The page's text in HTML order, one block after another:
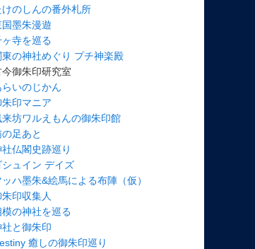
けのしんの番外札所
国墨朱漫遊
ヶ寺を巡る
東の神社めぐり プチ神楽殿
今御朱印研究室
らいのじかん
朱印マニア
来坊ワルえもんの御朱印館
足あと
社仏閣史跡巡り
シュイン デイズ
ッハ墨朱&絵馬による布陣（仮）
印収集人
模の神社を巡る
社と御朱印
癒しの御朱印巡り